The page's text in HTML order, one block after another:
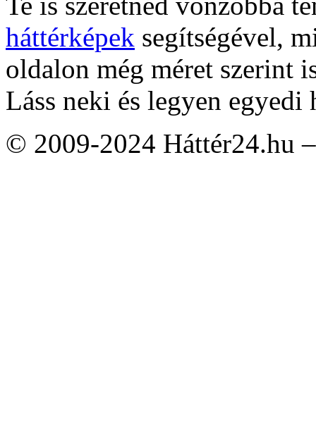
háttérképek segítségével,
oldalon még méret szerint
Láss neki és legyen egyedi
© 2009-2024 Háttér24.hu